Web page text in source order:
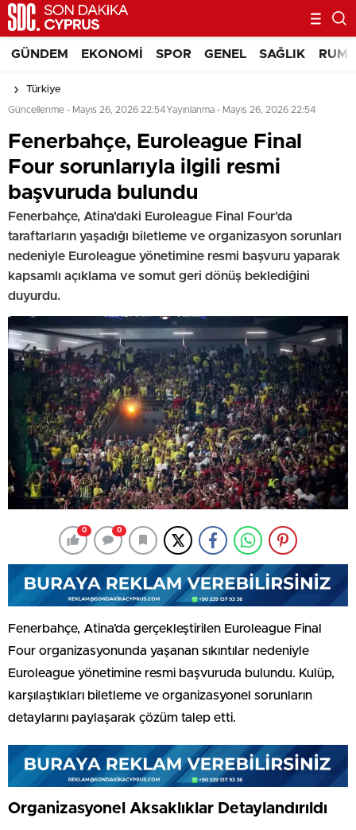
GÜNDEM EKONOMI SPOR GENEL SAĞLIK RUM
Türkiye
Güncellenme - Mayıs 26, 2026 22:54Yayınlanma - Mayıs 26, 2026 22:54
Fenerbahçe, Euroleague Final
Four sorunlarıyla ilgili resmi
başvuruda bulundu
Fenerbahçe, Atina'daki Euroleague Final Four'da
taraftarların yaşadığı biletleme ve organizasyon sorunları
nedeniyle Euroleague yönetimine resmi başvuru yaparak
kapsamlı açıklama ve somut geri dönüş beklediğini
duyurdu.
0 0
Fenerbahçe, Atina’da gerçekleştirilen Euroleague Final
Four organizasyonunda yaşanan sıkıntılar nedeniyle
Euroleague yönetimine resmi başvuruda bulundu. Kulüp,
karşılaştıkları biletleme ve organizasyonel sorunların
detaylarını paylaşarak çözüm talep etti.
Organizasyonel Aksaklıklar Detaylandırıldı